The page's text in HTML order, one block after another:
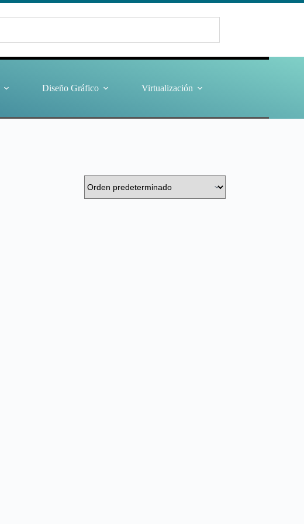
Diseño Gráfico Virtualización